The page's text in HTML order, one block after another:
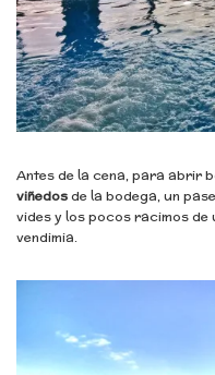
Antes de la cena, para abrir
viñedosde la bodega, un
vides y los pocos racimos de
vendimia.